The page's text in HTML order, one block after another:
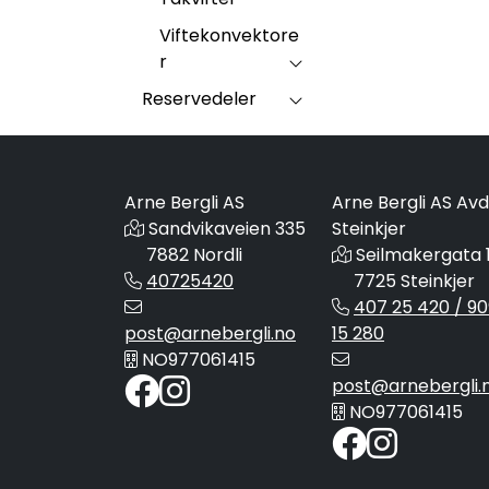
Viftekonvektore
r
Reservedeler
Arne Bergli AS
Sandvikaveien 335
7882 Nordli
40725420
post@arnebergli.no
NO977061415
Arne Bergli AS Avd
Steinkjer
Seilmakergata 1
7725 Steinkjer
407 25 420 /
15 280
NO977061415